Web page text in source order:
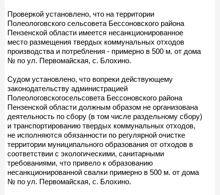
Проверкой установлено, что на территории
Полеологовского сельсовета Бессоновского района
Пензенской области имеется несанкционированное
место размещения твердых коммунальных отходов
производства и потребления - примерно в 500 м. от дома
№ по ул. Первомайская, с. Блохино.
Судом установлено, что вопреки действующему
законодательству администрацией
Полеологовскогосельсовета Бессоновского района
Пензенской области должным образом не организована
деятельность по сбору (в том числе раздельному сбору)
и транспортированию твердых коммунальных отходов,
не исполняются обязанности по регулярной очистке
территории муниципального образования от отходов в
соответствии с экологическими, санитарными
требованиями, что привело к образованию
несанкционированной свалки примерно в 500 м. от дома
№ по ул. Первомайская, с. Блохино.